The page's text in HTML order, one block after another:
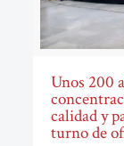
Unos 200
calidad y
turno de